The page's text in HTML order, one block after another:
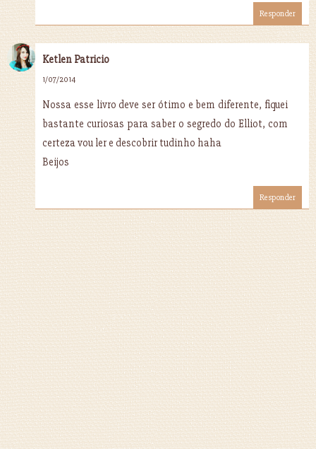
Responder
Ketlen Patricio
1/07/2014
Nossa esse livro deve ser ótimo e bem diferente, fiquei
bastante curiosas para saber o segredo do Elliot, com
certeza vou ler e descobrir tudinho haha
Beijos
Responder